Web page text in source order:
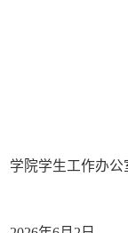
学院学生工作办公